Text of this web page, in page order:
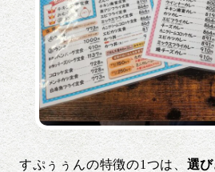
すぷぅぅんの特徴の1つは、 選